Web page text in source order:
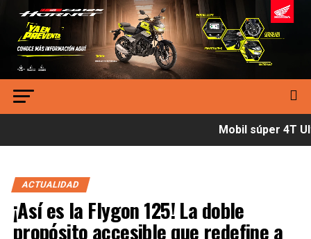
Mobil súper 4T
ACTUALIDAD
¡Así es la Flygon 125! La doble
propósito accesible que redefine a